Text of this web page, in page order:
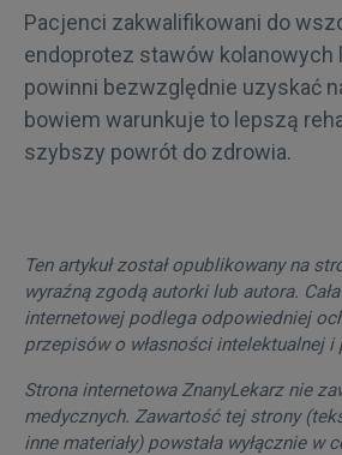
Pacjenci zakwalifikowani do
endoprotez stawów kolanowych
powinni bezwzględnie uzyskać
bowiem warunkuje to lepszą
szybszy powrót do zdrowia.
Ten artykuł został opublikowany na
wyraźną zgodą autorki lub autora.
internetowej podlega odpowiedniej
przepisów o własności intelektualnej i
Strona internetowa ZnanyLekarz nie
medycznych. Zawartość tej strony
inne materiały) powstała wyłącznie w